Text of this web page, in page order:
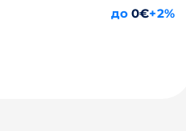
до0€+2%